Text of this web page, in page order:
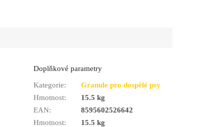
Doplňkové parametry
Kategorie:
Granule pro dospělé psy
Hmotnost:
15.5 kg
EAN:
8595602526642
Hmotnost:
15.5 kg